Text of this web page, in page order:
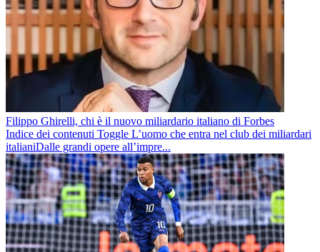
Filippo Ghirelli, chi è il nuovo miliardario italiano di Forbes
Indice dei contenuti Toggle L’uomo che entra nel club dei miliardari
italianiDalle grandi opere all’impre...